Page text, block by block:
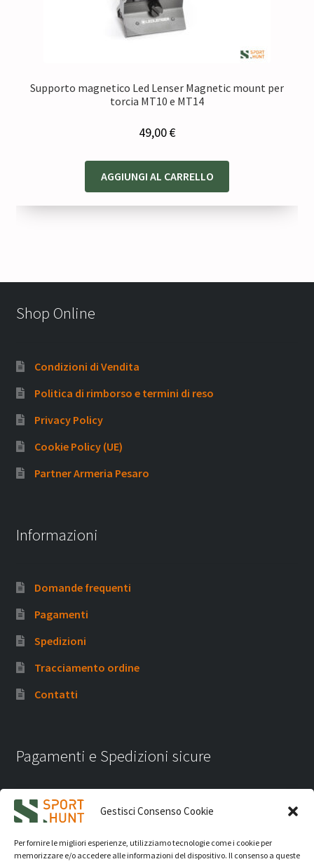
Gestisci Consenso Cookie
Per fornire le migliori esperienze, utilizziamo tecnologie come i cookie per
memorizzare e/o accedere alle informazioni del dispositivo. Il consenso a queste
Supporto magnetico Led Lenser Magnetic mount per
torcia MT10 e MT14
49,00€
AGGIUNGI AL CARRELLO
Shop Online
Condizioni di Vendita
Politica di rimborso e termini di reso
Privacy Policy
Cookie Policy (UE)
Partner Armeria Pesaro
Informazioni
Domande frequenti
Pagamenti
Spedizioni
Tracciamento ordine
Contatti
Pagamenti e Spedizioni sicure